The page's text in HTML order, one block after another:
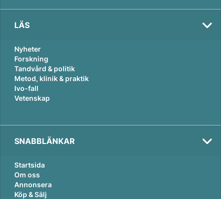
LÄS
Nyheter
Forskning
Tandvård & politik
Metod, klinik & praktik
Ivo-fall
Vetenskap
SNABBLÄNKAR
Startsida
Om oss
Annonsera
Köp & Sälj